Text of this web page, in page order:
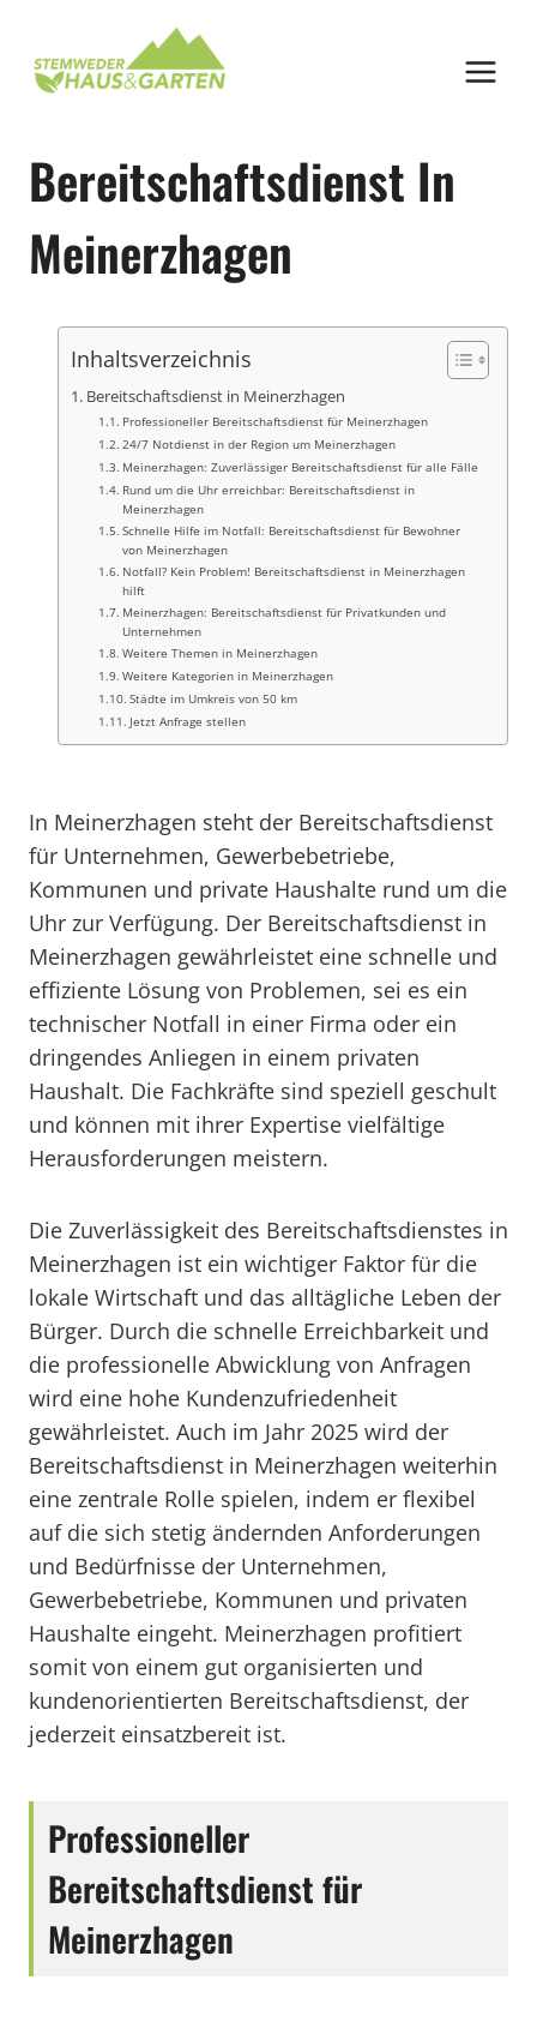
springen
Bereitschaftsdienst In
Meinerzhagen
Inhaltsverzeichnis
Bereitschaftsdienst in Meinerzhagen
Professioneller Bereitschaftsdienst für Meinerzhagen
24/7 Notdienst in der Region um Meinerzhagen
Meinerzhagen: Zuverlässiger Bereitschaftsdienst für alle Fälle
Rund um die Uhr erreichbar: Bereitschaftsdienst in
Meinerzhagen
Schnelle Hilfe im Notfall: Bereitschaftsdienst für Bewohner
von Meinerzhagen
Notfall? Kein Problem! Bereitschaftsdienst in Meinerzhagen
hilft
Meinerzhagen: Bereitschaftsdienst für Privatkunden und
Unternehmen
Weitere Themen in Meinerzhagen
Weitere Kategorien in Meinerzhagen
Städte im Umkreis von 50 km
Jetzt Anfrage stellen
In Meinerzhagen steht der Bereitschaftsdienst
für Unternehmen, Gewerbebetriebe,
Kommunen und private Haushalte rund um die
Uhr zur Verfügung. Der Bereitschaftsdienst in
Meinerzhagen gewährleistet eine schnelle und
effiziente Lösung von Problemen, sei es ein
technischer Notfall in einer Firma oder ein
dringendes Anliegen in einem privaten
Haushalt. Die Fachkräfte sind speziell geschult
und können mit ihrer Expertise vielfältige
Herausforderungen meistern.
Die Zuverlässigkeit des Bereitschaftsdienstes in
Meinerzhagen ist ein wichtiger Faktor für die
lokale Wirtschaft und das alltägliche Leben der
Bürger. Durch die schnelle Erreichbarkeit und
die professionelle Abwicklung von Anfragen
wird eine hohe Kundenzufriedenheit
gewährleistet. Auch im Jahr 2025 wird der
Bereitschaftsdienst in Meinerzhagen weiterhin
eine zentrale Rolle spielen, indem er flexibel
auf die sich stetig ändernden Anforderungen
und Bedürfnisse der Unternehmen,
Gewerbebetriebe, Kommunen und privaten
Haushalte eingeht. Meinerzhagen profitiert
somit von einem gut organisierten und
kundenorientierten Bereitschaftsdienst, der
jederzeit einsatzbereit ist.
Professioneller
Bereitschaftsdienst für
Meinerzhagen